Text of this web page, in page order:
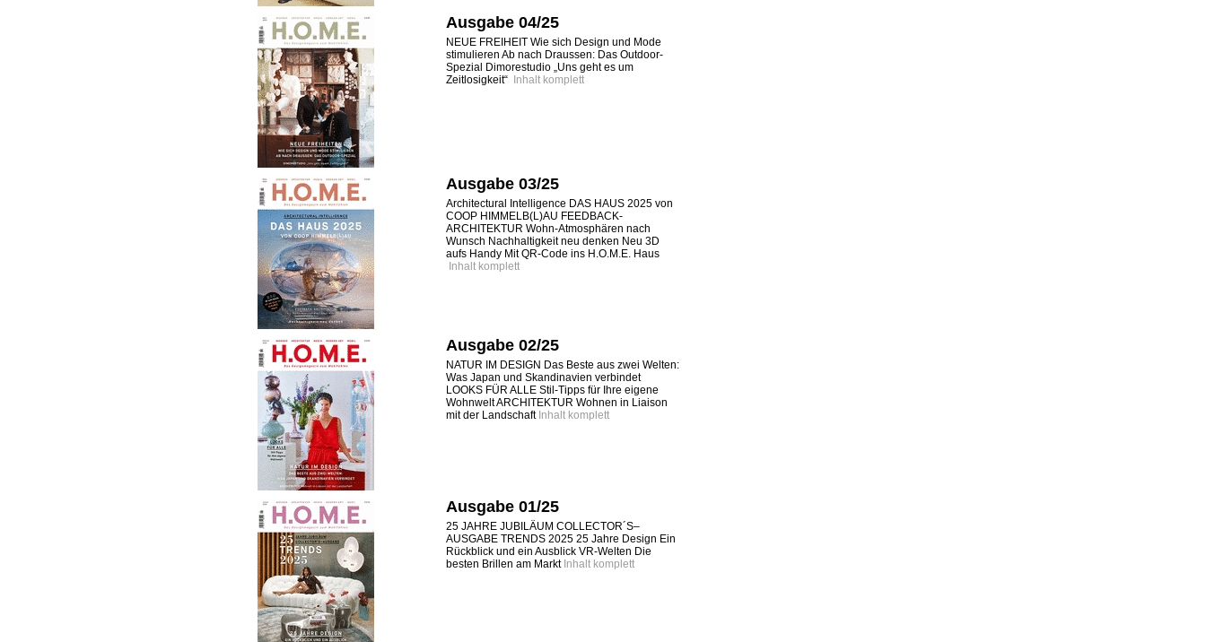
Ausgabe 04/25
NEUE FREIHEIT Wie sich Design und Mode
stimulieren Ab nach Draussen: Das Outdoor-
Spezial Dimorestudio „Uns geht es um
Zeitlosigkeit“
Inhalt komplett
Ausgabe 03/25
Architectural Intelligence DAS HAUS 2025 von
COOP HIMMELB(L)AU FEEDBACK-
ARCHITEKTUR Wohn-Atmosphären nach
Wunsch Nachhaltigkeit neu denken Neu 3D
aufs Handy Mit QR-Code ins H.O.M.E. Haus
Inhalt komplett
Ausgabe 02/25
NATUR IM DESIGN Das Beste aus zwei Welten:
Was Japan und Skandinavien verbindet
LOOKS FÜR ALLE Stil-Tipps für Ihre eigene
Wohnwelt ARCHITEKTUR Wohnen in Liaison
mit der Landschaft Inhalt komplett
Ausgabe 01/25
25 JAHRE JUBILÄUM COLLECTOR´S–
AUSGABE TRENDS 2025 25 Jahre Design Ein
Rückblick und ein Ausblick VR-Welten Die
besten Brillen am Markt Inhalt komplett